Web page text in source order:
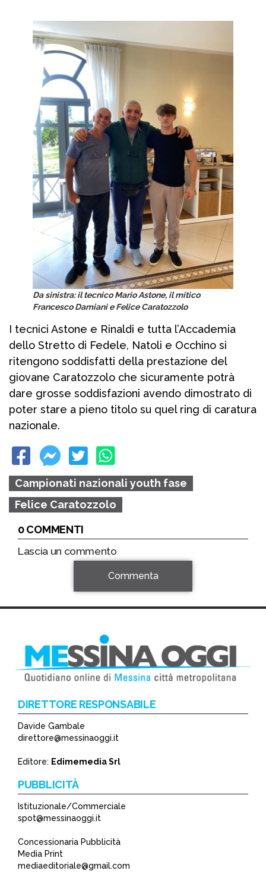
Da sinistra: il tecnico Mario Astone, il mitico
Francesco Damiani e Felice Caratozzolo
I tecnici Astone e Rinaldi e tutta l’Accademia
dello Stretto di Fedele, Natoli e Occhino si
ritengono soddisfatti della prestazione del
giovane Caratozzolo che sicuramente potrà
dare grosse soddisfazioni avendo dimostrato di
poter stare a pieno titolo su quel ring di caratura
nazionale.
Campionati nazionali youth fase
Felice Caratozzolo
0 COMMENTI
Lascia un commento
*
Commenta
DIRETTORE RESPONSABILE
Davide Gambale
direttore@messinaoggi.it
Editore: Edimemedia Srl
PUBBLICITÀ
Istituzionale/Commerciale
spot@messinaoggi.it
Concessionaria Pubblicità
Media Print
mediaeditoriale@gmail.com